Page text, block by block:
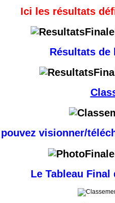
Ici les résultats
Résultats de
visionner/
Le Tableau Final